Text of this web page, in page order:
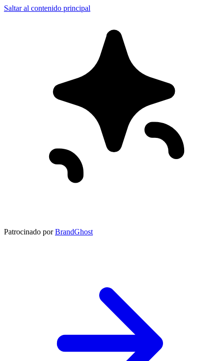
Saltar al contenido principal
Patrocinado por BrandGhost